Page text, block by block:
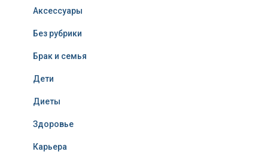
Аксессуары
Без рубрики
Брак и семья
Дети
Диеты
Здоровье
Карьера